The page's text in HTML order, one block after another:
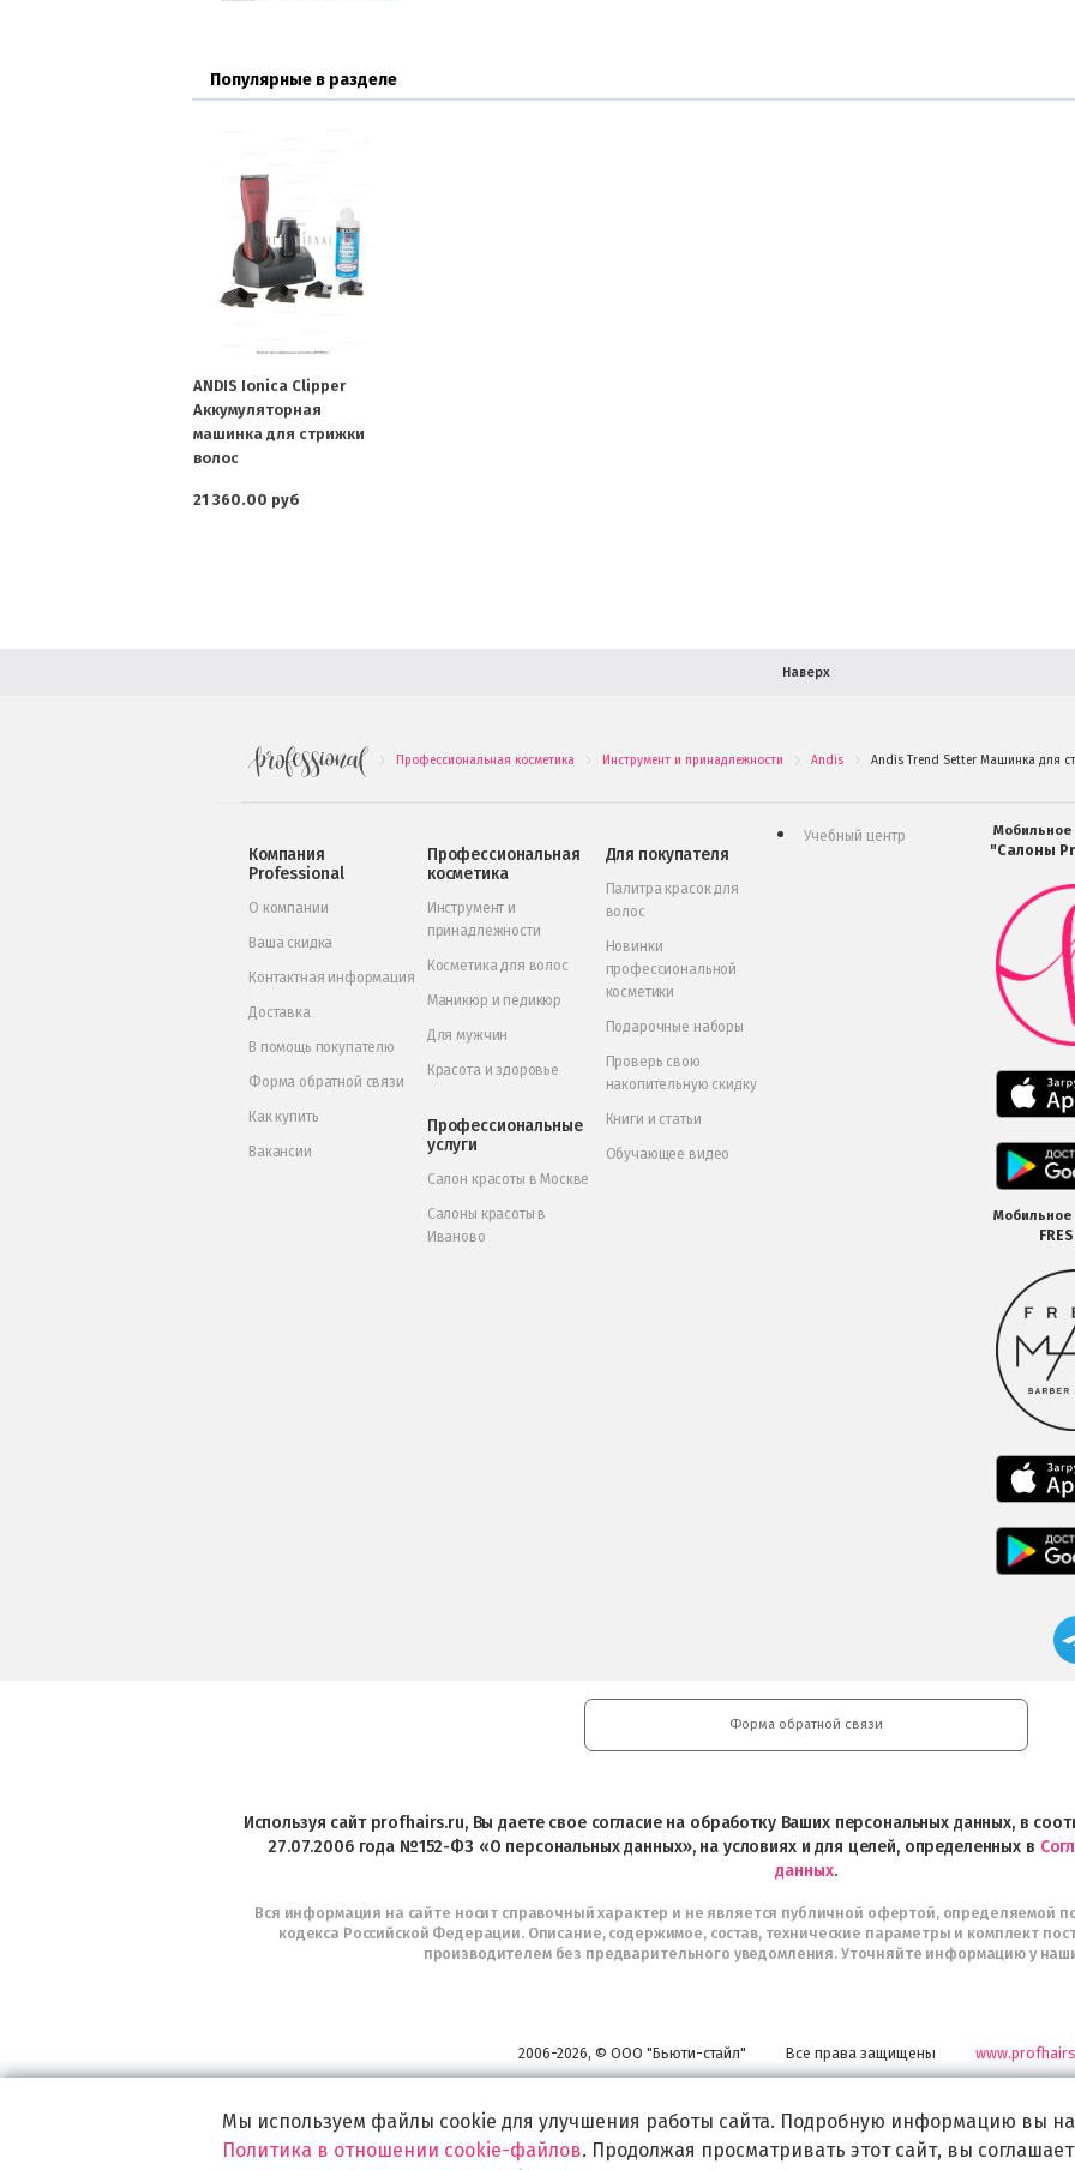
Популярные в разделе
ANDIS Ionica Clipper
Аккумуляторная
машинка для стрижки
волос
21 360.00 руб
Наверх
Профессиональная косметика Инструмент и принадлежности Andis Andis Trend Setter Машинка для
Компания
Professional
О компании
Ваша скидка
Контактная информация
Доставка
В помощь покупателю
Форма обратной связи
Как купить
Вакансии
Профессиональная
косметика
Инструмент и
принадлежности
Косметика для волос
Маникюр и педикюр
Для мужчин
Красота и здоровье
Профессиональные
услуги
Салон красоты в Москве
Салоны красоты в
Иваново
Для покупателя
Палитра красок для
волос
Новинки
профессиональной
косметики
Подарочные наборы
Проверь свою
накопительную скидку
Книги и статьи
Обучающее видео
Учебный центр Мобильное
"Салоны
Мобильное
Форма обратной связи
Используя сайт profhairs.ru, Вы даете свое согласие на обработку Ваших персональных данных, в
27.07.2006 года №152-ФЗ «О персональных данных», на условиях и для целей, определенных в
данных.
Вся информация на сайте носит справочный характер и не является публичной офертой, определяемой
кодекса Российской Федерации. Описание, содержимое, состав, технические параметры и комплект
производителем без предварительного уведомления. Уточняйте информацию у
2006-2026, © ООО "Бьюти-стайл" Все права защищены
Мы используем файлы cookie для улучшения работы сайта. Подробную информацию вы
Политика в отношении cookie-файлов. Продолжая просматривать этот сайт, вы